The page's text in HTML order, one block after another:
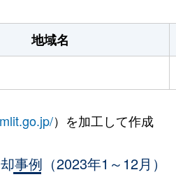
地域名
）を加工して作成
事例（2023年1～12月）